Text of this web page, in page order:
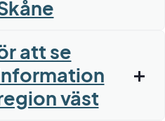
att se
väst